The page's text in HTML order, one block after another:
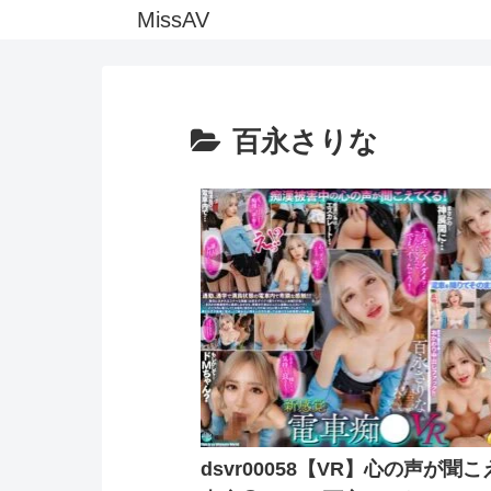
MissAV
百永さりな
dsvr00058【VR】心の声が聞こ